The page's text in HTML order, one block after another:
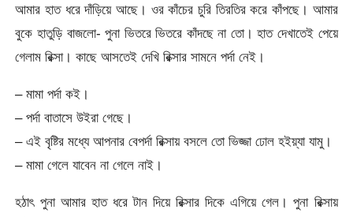
আমার হাত ধরে দাঁড়িয়ে আছে। ওর কাঁচের চুরি তিরতির করে কাঁপছে। আমার
বুকে হাতুড়ি বাজলো- পুনা ভিতরে ভিতরে কাঁদছে না তো। হাত দেখাতেই পেয়ে
গেলাম রিক্সা। কাছে আসতেই দেখি রিক্সার সামনে পর্দা নেই।
– মামা পর্দা কই।
– পর্দা বাতাসে উইরা গেছে।
– এই বৃষ্টির মধ্যে আপনার বেপর্দা রিক্সায় বসলে তো ভিজ্জা ঢোল হইয়্যা যামু।
– মামা গেলে যাবেন না গেলে নাই।
হঠাৎ পুনা আমার হাত ধরে টান দিয়ে রিক্সার দিকে এগিয়ে গেল। পুনা রিক্সায়